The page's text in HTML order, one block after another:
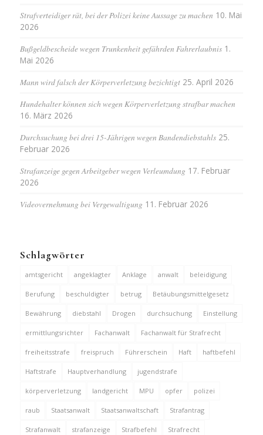
Strafverteidiger rät, bei der Polizei keine Aussage zu machen 10. Mai
2026
Bußgeldbescheide wegen Trunkenheit gefährden Fahrerlaubnis 1.
Mai 2026
Mann wird falsch der Körperverletzung bezichtigt 25. April 2026
Hundehalter können sich wegen Körperverletzung strafbar machen
16. März 2026
Durchsuchung bei drei 15-Jährigen wegen Bandendiebstahls 25.
Februar 2026
Strafanzeige gegen Arbeitgeber wegen Verleumdung 17. Februar
2026
Videovernehmung bei Vergewaltigung 11. Februar 2026
Schlagwörter
amtsgericht angeklagter Anklage anwalt beleidigung
Berufung beschuldigter betrug Betäubungsmittelgesetz
Bewährung diebstahl Drogen durchsuchung Einstellung
ermittlungsrichter Fachanwalt Fachanwalt für Strafrecht
freiheitsstrafe freispruch Führerschein Haft haftbefehl
Haftstrafe Hauptverhandlung jugendstrafe
körperverletzung landgericht MPU opfer polizei
raub Staatsanwalt Staatsanwaltschaft Strafantrag
Strafanwalt strafanzeige Strafbefehl Strafrecht